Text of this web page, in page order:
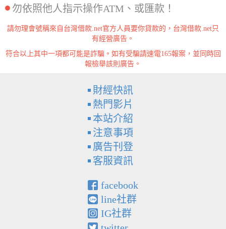
勿依照他人指示操作ATM、或匯款！
請勿理會號稱來自台灣借款.net官方人員要你貸款的，台灣借款.net只
有經營廣告。
符合以上其中一項都可能是詐騙。如有受騙請速電165報案，並同時回
報檢舉該則廣告。
財經快訊
熱門影片
本站介紹
注意事項
廣告刊登
客服資訊
facebook
line社群
IG社群